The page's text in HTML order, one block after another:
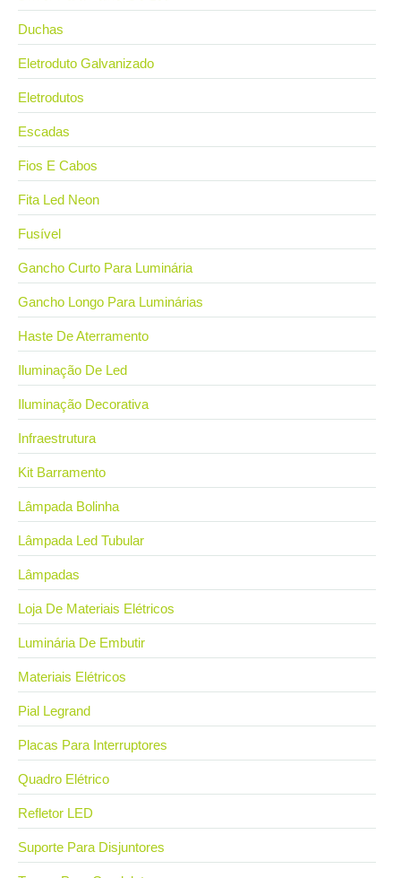
Duchas
Eletroduto Galvanizado
Eletrodutos
Escadas
Fios E Cabos
Fita Led Neon
Fusível
Gancho Curto Para Luminária
Gancho Longo Para Luminárias
Haste De Aterramento
Iluminação De Led
Iluminação Decorativa
Infraestrutura
Kit Barramento
Lâmpada Bolinha
Lâmpada Led Tubular
Lâmpadas
Loja De Materiais Elétricos
Luminária De Embutir
Materiais Elétricos
Pial Legrand
Placas Para Interruptores
Quadro Elétrico
Refletor LED
Suporte Para Disjuntores